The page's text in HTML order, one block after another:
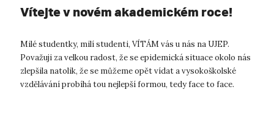
Vítejte v novém akademickém roce!
Milé studentky, milí studenti, VÍTÁM vás u nás na UJEP.
Považuji za velkou radost, že se epidemická situace okolo nás
zlepšila natolik, že se můžeme opět vídat a vysokoškolské
vzdělávání probíhá tou nejlepší formou, tedy face to face.